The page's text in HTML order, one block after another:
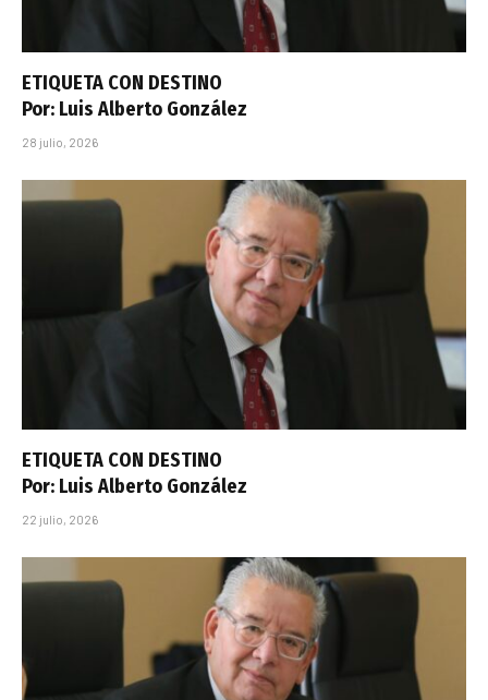
ETIQUETA CON DESTINO
Por: Luis Alberto González
28 julio, 2026
ETIQUETA CON DESTINO
Por: Luis Alberto González
22 julio, 2026